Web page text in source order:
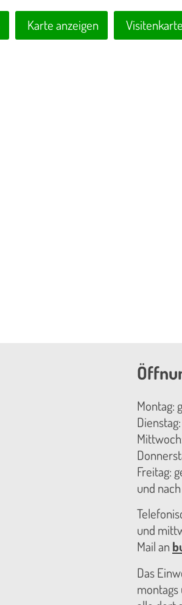
Karte anzeigen
Montag:
Freitag:
und
und
Mail an
Das